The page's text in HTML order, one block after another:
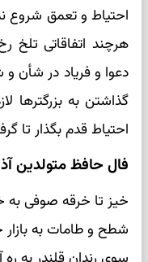
احتیاط و تعمق شروع
هرچند اتفاقاتی تلخ
دعوا و فریاد در
گذاشتن به بزرگترها
احتیاط قدم بگذار تا
فال حافظ متولدین
خیز تا خرقه صوفی به
شطح و طامات به بازار